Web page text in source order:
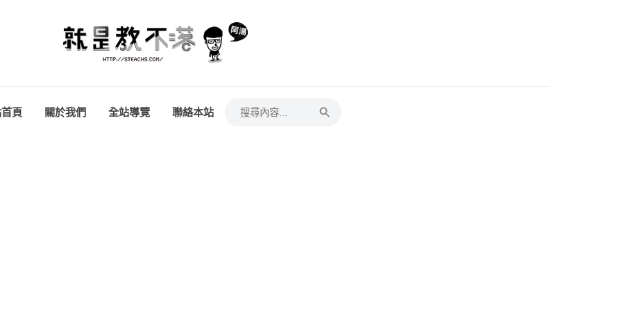
頁 關於我們 全站導覽 聯絡本站